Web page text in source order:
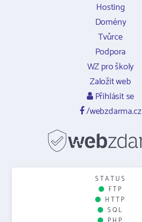
Hosting
Domény
Tvůrce
Podpora
WZ pro školy
Založit web
Přihlásit se
/webzdarma.cz
STATUS
FTP
HTTP
SQL